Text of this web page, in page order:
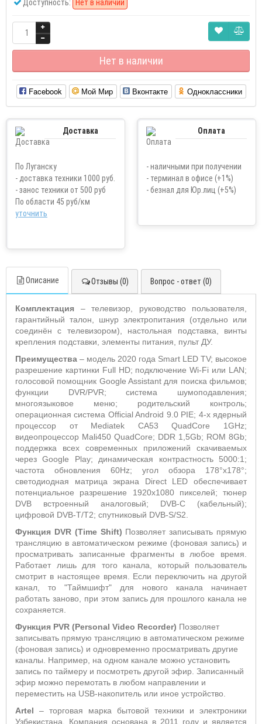
Доступность: Нет в наличии
Нет в наличии
Facebook Мой Мир Вконтакте Одноклассники
Доставка
По Луганску
- доставка техники 1000 руб.
- занос техники от 500 руб
По области 45 руб/км
уточнить
Оплата
- наличными при получении
- терминал в офисе (+1%)
- безнал для Юр.лиц (+5%)
Описание Отзывы (0) Вопрос - ответ (0)
Комплектация – телевизор, руководство пользователя,
гарантийный талон, шнур электропитания (отдельно или
соединён с телевизором), настольная подставка, винты
крепления подставки, элементы питания, пульт ДУ.
Преимущества – модель 2020 года Smart LED TV; высокое
разрешение картинки Full HD; подключение Wi-Fi или LAN;
голосовой помощник Google Assistant для поиска фильмов;
функции DVR/PVR; система шумоподавления;
многоязыковое меню; родительский контроль;
операционная система Official Android 9.0 PIE; 4-х ядерный
процессор от Mediatek CA53 QuadCore 1GHz;
видеопроцессор Mali450 QuadCore; DDR 1,5Gb; ROM 8Gb;
поддержка всех современных приложений скачиваемых
через Google Play; динамическая контрастность 5000:1;
частота обновления 60Hz; угол обзора 178°х178°;
светодиодная матрица экрана Direct LED обеспечивает
потенциальное разрешение 1920х1080 пикселей; тюнер
DVB встроенный аналоговый; DVB-C (кабельный);
цифровой DVB-T/T2; спутниковый DVB-S/S2.
Функция DVR(Time Shift) Позволяет записывать прямую
трансляцию в автоматическом режиме (фоновая запись) и
просматривать записанные фрагменты в любое время.
Работает лишь для того канала, который пользователь
смотрит в настоящее время. Если переключить на другой
канал, то "Таймшифт" для нового канала начинает
работать заново, при этом запись для прошлого канала не
сохраняется.
Функция PVR (Personal Video Recorder) Позволяет
записывать прямую трансляцию в автоматическом режиме
(фоновая запись) и одновременно просматривать другие
каналы. Например, на одном канале можно установить
запись по таймеру и посмотреть другой эфир. Записанный
эфир можно перемотать в любом направлении и
переместить на USB-накопитель или иное устройство.
Artel – торговая марка бытовой техники и электроники
Узбекистана. Компания основана в 2011 году и является